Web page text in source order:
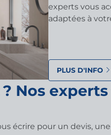
experts vous
adaptées à
PLUS D'INFO
Nos
écrire pour un devis,